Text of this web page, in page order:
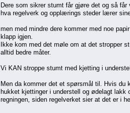
Dere som sikrer stumt får gjøre det og så
hva regelverk og opplærings steder lærer
men med mindre dere kommer med noe
klapp igjen.
Ikke kom med det møle om at det stropper
alltid bedre måter.
Vi KAN stroppe stumt med kjetting i
Men da kommer det et spørsmål til. Hvis
hukket kjettinger i understell og ødelagt lakk
regningen, siden regelverket sier at det er i